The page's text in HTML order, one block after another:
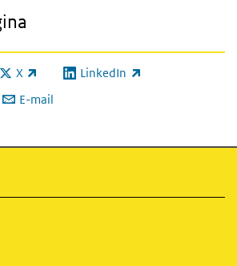
X
(externe link) LinkedIn
(externe link)
E-mail